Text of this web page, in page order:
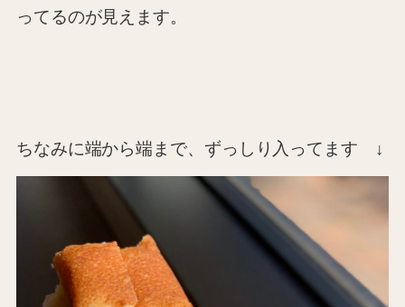
ってるのが見えます。
ちなみに端から端まで、ずっしり入ってます ↓